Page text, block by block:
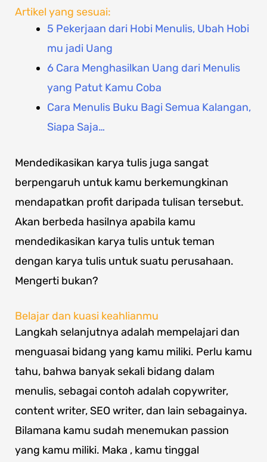
Artikel yang sesuai:
5 Pekerjaan dari Hobi Menulis, Ubah Hobi
mu jadi Uang
6 Cara Menghasilkan Uang dari Menulis
yang Patut Kamu Coba
Cara Menulis Buku Bagi Semua Kalangan,
Siapa Saja…
Mendedikasikan karya tulis juga sangat
berpengaruh untuk kamu berkemungkinan
mendapatkan profit daripada tulisan tersebut.
Akan berbeda hasilnya apabila kamu
mendedikasikan karya tulis untuk teman
dengan karya tulis untuk suatu perusahaan.
Mengerti bukan?
Belajar dan kuasi keahlianmu
Langkah selanjutnya adalah mempelajari dan
menguasai bidang yang kamu miliki. Perlu kamu
tahu, bahwa banyak sekali bidang dalam
menulis, sebagai contoh adalah copywriter,
content writer, SEO writer, dan lain sebagainya.
Bilamana kamu sudah menemukan passion
yang kamu miliki. Maka , kamu tinggal